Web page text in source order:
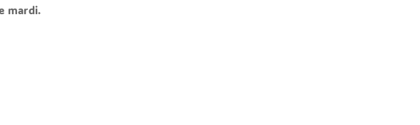
mardi.